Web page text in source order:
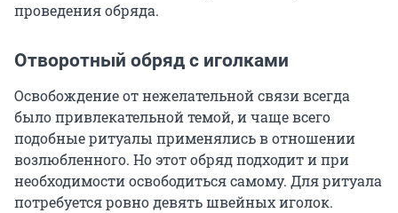
проведения обряда.
Отворотный обряд с иголками
Освобождение от нежелательной связи всегда
было привлекательной темой, и чаще всего
подобные ритуалы применялись в отношении
возлюбленного. Но этот обряд подходит и при
необходимости освободиться самому. Для ритуала
потребуется ровно девять швейных иголок.